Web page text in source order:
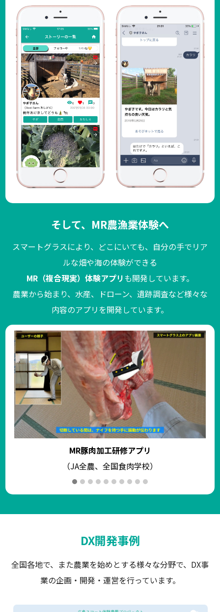
そして、MR農漁業体験へ
スマートグラスにより、どこにいても、自分の手でリア
ルな畑や海の体験ができる
MR（複合現実）体験アプリも開発しています。
農業から始まり、水産、ドローン、遺跡調査など様々な
内容のアプリを開発しています。
MR豚肉加工研修アプリ
（JA全農、全国食肉学校）
DX開発事例
全国各地で、また農業を始めとする様々な分野で、DX事
業の企画・開発・運営を行っています。